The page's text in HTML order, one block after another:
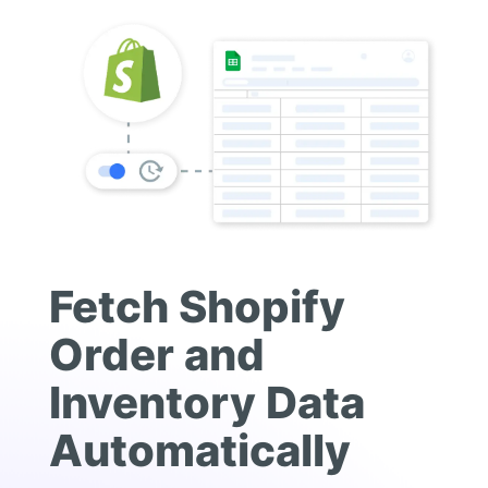
Fetch Shopify
Order and
Inventory Data
Automatically